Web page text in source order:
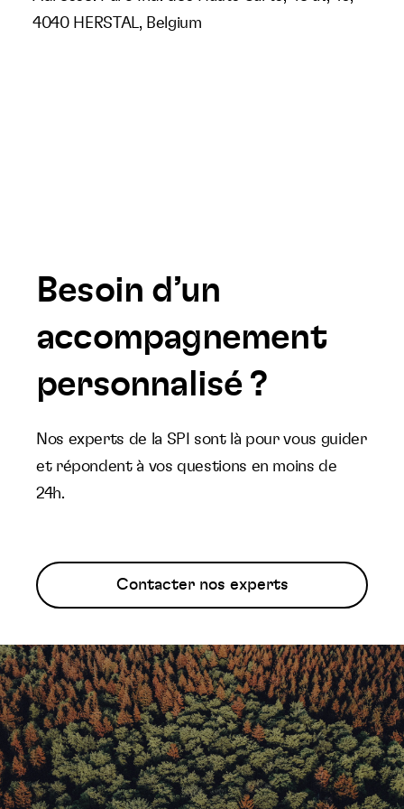
4040 HERSTAL, Belgium
Besoin d’un
accompagnement
personnalisé ?
Nos experts de la SPI sont là pour vous guider
et répondent à vos questions en moins de
24h.
Contacter nos experts